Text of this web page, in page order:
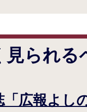
見られる
広報よし